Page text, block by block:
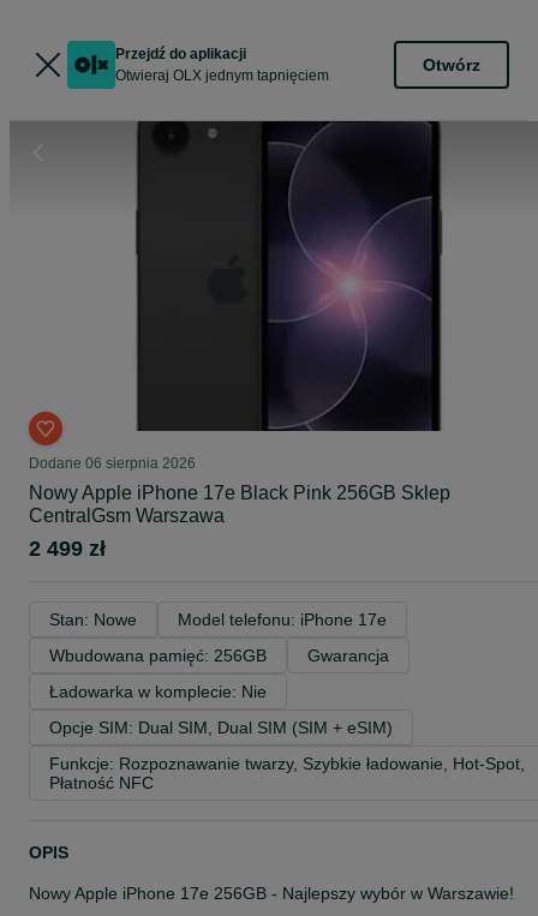
Przejdź do aplikacji
Otwieraj OLX jednym tapnięciem
Otwórz
Dodane 06 sierpnia 2026
Nowy Apple iPhone 17e Black Pink 256GB Sklep
CentralGsm Warszawa
2 499 zł
Stan: Nowe
Model telefonu: iPhone 17e
Wbudowana pamięć: 256GB
Gwarancja
Ładowarka w komplecie: Nie
Opcje SIM: Dual SIM, Dual SIM (SIM + eSIM)
Funkcje: Rozpoznawanie twarzy, Szybkie ładowanie, Hot-Spot,
Płatność NFC
OPIS
Nowy Apple iPhone 17e 256GB - Najlepszy wybór w Warszawie!